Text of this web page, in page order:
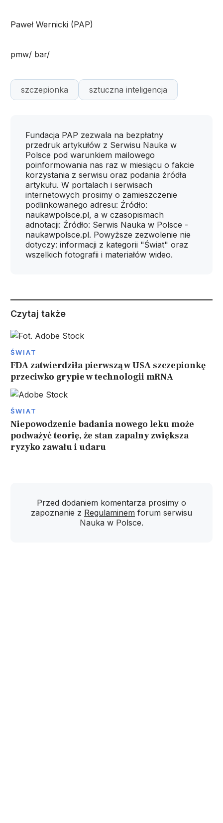
Paweł Wernicki (PAP)
pmw/ bar/
szczepionka sztuczna inteligencja
Fundacja PAP zezwala na bezpłatny
przedruk artykułów z Serwisu Nauka w
Polsce pod warunkiem mailowego
poinformowania nas raz w miesiącu o fakcie
korzystania z serwisu oraz podania źródła
artykułu. W portalach i serwisach
internetowych prosimy o zamieszczenie
podlinkowanego adresu: Źródło:
naukawpolsce.pl, a w czasopismach
adnotacji: Źródło: Serwis Nauka w Polsce -
naukawpolsce.pl. Powyższe zezwolenie nie
dotyczy: informacji z kategorii "Świat" oraz
wszelkich fotografii i materiałów wideo.
Czytaj także
ŚWIAT
FDA zatwierdziła pierwszą w USA szczepionkę
przeciwko grypie w technologii mRNA
ŚWIAT
Niepowodzenie badania nowego leku może
podważyć teorię, że stan zapalny zwiększa
ryzyko zawału i udaru
Przed dodaniem komentarza prosimy o
zapoznanie z Regulaminem forum serwisu
Nauka w Polsce.